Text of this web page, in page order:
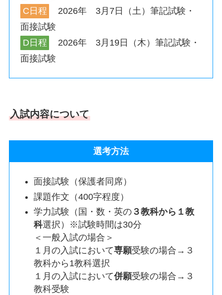
C日程
2026年 3月7日（土）筆記試験・
面接試験
D日程
2026年 3月19日（木）筆記試験・
面接試験
入試内容について
選考方法
面接試験（保護者同席）
課題作文（400字程度）
学力試験（国・数・英の ３教科から１教
科選択）※試験時間は30分
＜一般入試の場合＞
１月の入試において専願受験の場合→３
教科から1教科選択
１月の入試において併願受験の場合→３
教科受験